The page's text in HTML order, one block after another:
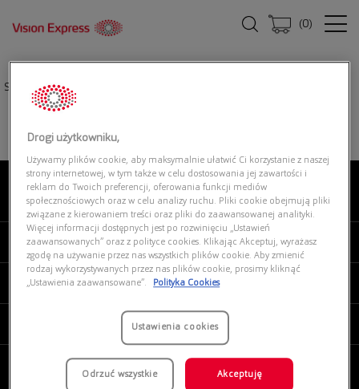
(0)
Strona główna|
O NAS
MOJE VISION EXPRESS
PRODUKTY I USŁUGI
Drogi użytkowniku,
Używamy plików cookie, aby maksymalnie ułatwić Ci korzystanie z naszej
strony internetowej, w tym także w celu dostosowania jej zawartości i
reklam do Twoich preferencji, oferowania funkcji mediów
społecznościowych oraz w celu analizy ruchu. Pliki cookie obejmują pliki
związane z kierowaniem treści oraz pliki do zaawansowanej analityki.
Więcej informacji dostępnych jest po rozwinięciu „Ustawień
zaawansowanych” oraz z polityce cookies. Klikając Akceptuj, wyrażasz
zgodę na używanie przez nas wszystkich plików cookie. Aby zmienić
rodzaj wykorzystywanych przez nas plików cookie, prosimy kliknąć
„Ustawienia zaawansowane”.
Polityka Cookies
Ustawienia cookies
Odrzuć wszystkie Akceptuję